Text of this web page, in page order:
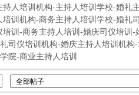
人培训机构-主持人培训学校-婚礼
训机构-商务主持人培训学校-婚礼
训-商务主持人培训-婚庆司仪培训-
司仪培训机构-婚庆主持人培训机构
院-商业主持人培训